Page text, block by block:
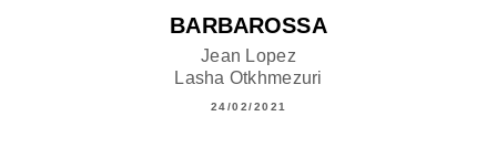
BARBAROSSA
Jean Lopez
Lasha Otkhmezuri
24/02/2021